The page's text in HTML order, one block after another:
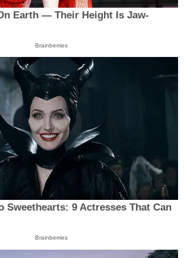
Earth — Their Height Is Jaw-
Brainberries
Sweethearts: 9 Actresses That Can
Brainberries